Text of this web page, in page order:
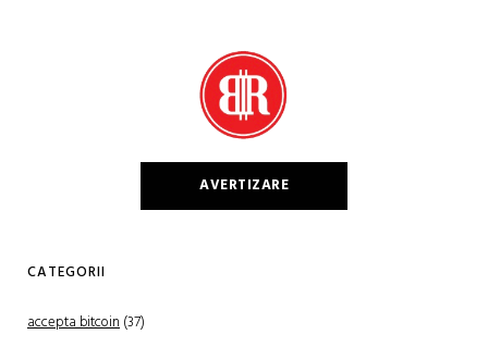
AVERTIZARE
CATEGORII
accepta bitcoin(37)